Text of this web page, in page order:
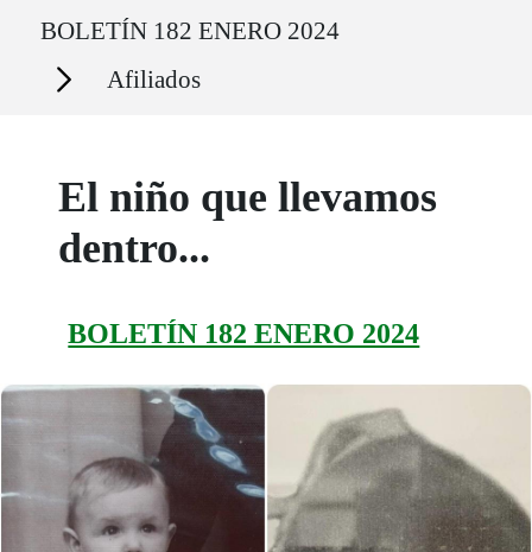
BOLETÍN 182 ENERO 2024
Secciones Afiliados
El niño que llevamos
dentro...
BOLETÍN 182 ENERO 2024